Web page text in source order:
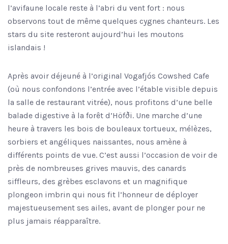
l’avifaune locale reste à l’abri du vent fort : nous
observons tout de même quelques cygnes chanteurs. Les
stars du site resteront aujourd’hui les moutons
islandais !
Après avoir déjeuné à l’original Vogafjós Cowshed Cafe
(où nous confondons l’entrée avec l’étable visible depuis
la salle de restaurant vitrée), nous profitons d’une belle
balade digestive à la forêt d’Höfði. Une marche d’une
heure à travers les bois de bouleaux tortueux, mélèzes,
sorbiers et angéliques naissantes, nous amène à
différents points de vue. C’est aussi l’occasion de voir de
près de nombreuses grives mauvis, des canards
siffleurs, des grèbes esclavons et un magnifique
plongeon imbrin qui nous fit l’honneur de déployer
majestueusement ses ailes, avant de plonger pour ne
plus jamais réapparaître.